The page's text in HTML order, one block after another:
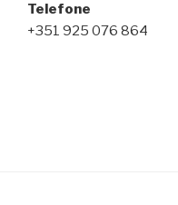
Telefone
+351 925 076 864